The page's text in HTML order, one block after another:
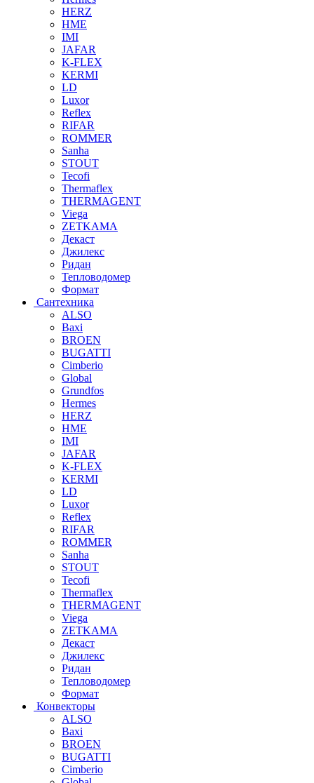
HERZ
HME
IMI
JAFAR
K-FLEX
KERMI
LD
Luxor
Reflex
RIFAR
ROMMER
Sanha
STOUT
Tecofi
Thermaflex
THERMAGENT
Viega
ZETKAMA
Декаст
Джилекс
Ридан
Тепловодомер
Формат
Сантехника
ALSO
Baxi
BROEN
BUGATTI
Cimberio
Global
Grundfos
Hermes
HERZ
HME
IMI
JAFAR
K-FLEX
KERMI
LD
Luxor
Reflex
RIFAR
ROMMER
Sanha
STOUT
Tecofi
Thermaflex
THERMAGENT
Viega
ZETKAMA
Декаст
Джилекс
Ридан
Тепловодомер
Формат
Конвекторы
ALSO
Baxi
BROEN
BUGATTI
Cimberio